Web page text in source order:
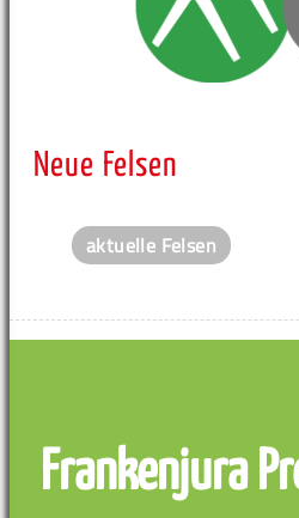
Neue Felsen
aktuelle Felsen
Frankenjura